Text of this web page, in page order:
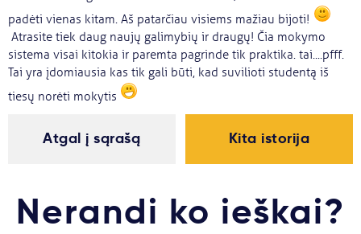
padėti vienas kitam. Aš patarčiau visiems mažiau bijoti!
Atrasite tiek daug naujų galimybių ir draugų! Čia mokymo
sistema visai kitokia ir paremta pagrinde tik praktika. tai....pfff.
Tai yra įdomiausia kas tik gali būti, kad suvilioti studentą iš
tiesų norėti mokytis
Atgal į sąrašą Kita istorija
Nerandi ko ieškai?